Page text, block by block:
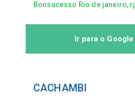
Bonsucesso Rio de janeiro,
Ir para o
CACHAMBI